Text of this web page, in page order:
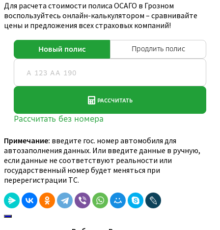
Для расчета стоимости полиса ОСАГО в Грозном
воспользуйтесь онлайн-калькулятором – сравнивайте
цены и предложения всех страховых компаний!
Примечание: введите гос. номер автомобиля для
автозаполнения данных. Или введите данные в ручную,
если данные не соответствуют реальности или
государственный номер будет меняться при
перерегистрации ТС.